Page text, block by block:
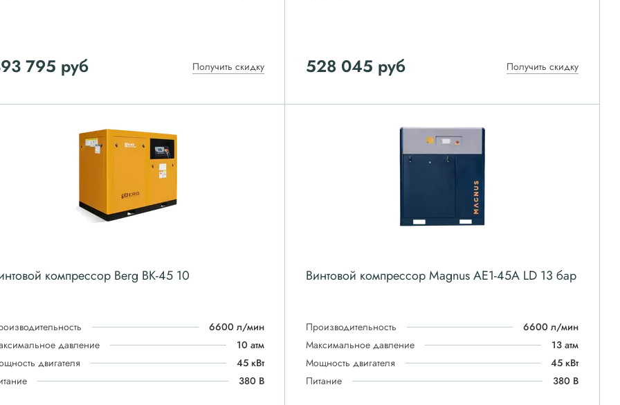
795 руб Получить скидку 528 045 руб Получить скидку
компрессор Berg ВК-45 10
6600 л/мин
давление
10 атм
двигателя
45 кВт
380 В
Винтовой компрессор Magnus АЕ1-45A LD 13 бар
Производительность
6600 л/мин
Максимальное давление
13 атм
Мощность двигателя
45 кВт
Питание
380 В